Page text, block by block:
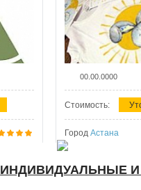
00.00.0000
Стоимость:
Город Астана
ИНДИВИДУАЛЬНЫЕ